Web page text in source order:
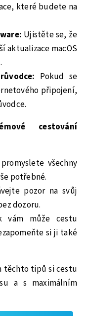
které budete na
Ujistěte se, že
aktualizace macOS
Pokud se
připojení,
cestování
všechny
potřebné.
pozor na svůj
dozoru.
vám může cestu
si ji také
těchto tipů si cestu
a s maximálním